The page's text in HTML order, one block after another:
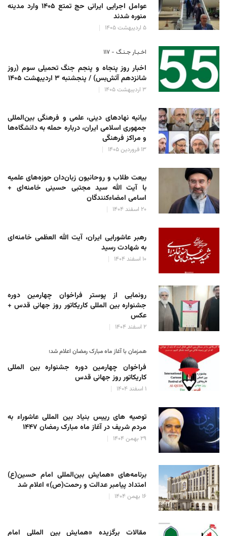
عوامل اجرایی ایرانی حج تمتع ۱۴۰۵ وارد مدینه
منوره ‌شدند
۵ اردیبهشت ۱۴۰۵
اخـبـار جـنـگ - ۱۱۷
اخبار روز پنجاه و پنجم جنگ تحمیلی سوم (روز
شانزدهم آتش‌بس) / پنجشنبه ۳ اردیبهشت ۱۴۰۵
۳ اردیبهشت ۱۴۰۵
بیانیه نهادهای دینی، علمی و فرهنگی بین‌المللی
جمهوری اسلامی ایران، درباره حمله به دانشگاه‌ها
و مراکز فرهنگی
۱۳ فروردین ۱۴۰۵
بیعت طلاب و روحانیون زبان‌دان حوزه‌های علمیه
با آیت الله سید مجتبی حسینی خامنه‌ای +
اسامی امضاءکنندگان
۲۰ اسفند ۱۴۰۴
رهبر عاشورایی ایران، آیت الله العظمی خامنه‌ای
به شهادت رسید
۱۰ اسفند ۱۴۰۴
رونمایی از پوستر فراخوان چهارمین دوره
جشنواره بین المللی کاریکاتور روز جهانی قدس +
عکس
۲ اسفند ۱۴۰۴
همزمان با آغاز ماه مبارک رمضان اعلام شد؛
فراخوان چهارمین دوره جشنواره بین المللی
کاریکاتور روز جهانی قدس
۱ اسفند ۱۴۰۴
توصیه های رییس بنیاد بین المللی عاشوراء به
مردم شریف در آغاز ماه مبارک رمضان ۱۴۴۷
۲۹ بهمن ۱۴۰۴
برنامه‌های «همایش بین‌المللی امام حسین(ع)
امتداد پیامبر عدالت و رحمت(ص)» اعلام شد
۱۶ بهمن ۱۴۰۴
مقالات برگزیده «همایش بین المللی امام